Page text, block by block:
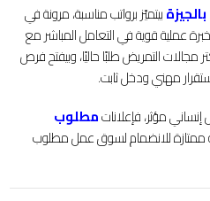
بيتميّز برواتب مناسبة، مرونة في
عملية قوية في التعامل المباشر مع
التمريض طلبًا حاليًا، وبيفتح فرص
مهني ودخل ثابت.
مؤثر، فإعلاناتمطلوب
ممتازة للانضمام لسوق عمل مطلوب